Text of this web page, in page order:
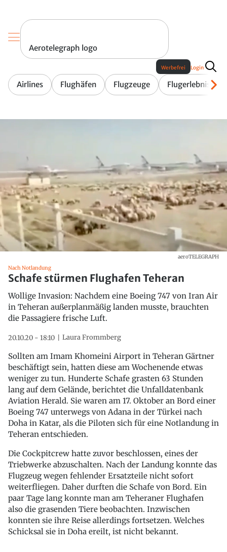
Aerotelegraph logo
Airlines Flughäfen Flugzeuge Flugerlebnis
Werbefrei Login
aeroTELEGRAPH
Nach Notlandung
Schafe stürmen Flughafen Teheran
Wollige Invasion: Nachdem eine Boeing 747 von Iran Air
in Teheran außerplanmäßig landen musste, brauchten
die Passagiere frische Luft.
20.10.20 - 18:10 Laura Frommberg
Sollten am Imam Khomeini Airport in Teheran Gärtner
beschäftigt sein, hatten diese am Wochenende etwas
weniger zu tun. Hunderte Schafe grasten 63 Stunden
lang auf dem Gelände, berichtet die Unfalldatenbank
Aviation Herald. Sie waren am 17. Oktober an Bord einer
Boeing 747 unterwegs von Adana in der Türkei nach
Doha in Katar, als die Piloten sich für eine Notlandung in
Teheran entschieden.
Die Cockpitcrew hatte zuvor beschlossen, eines der
Triebwerke abzuschalten. Nach der Landung konnte das
Flugzeug wegen fehlender Ersatzteile nicht sofort
weiterfliegen. Daher durften die Schafe von Bord. Ein
paar Tage lang konnte man am Teheraner Flughafen
also die grasenden Tiere beobachten. Inzwischen
konnten sie ihre Reise allerdings fortsetzen. Welches
Schicksal sie in Doha ereilt, ist nicht bekannt.